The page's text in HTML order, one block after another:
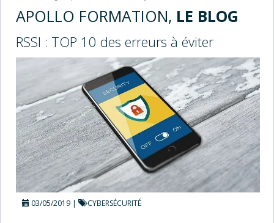
APOLLO FORMATION, LE BLOG
RSSI : TOP 10 des erreurs à éviter
03/05/2019 CYBERSÉCURITÉ